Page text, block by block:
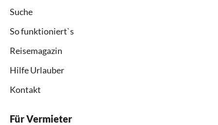
Suche
So funktioniert`s
Reisemagazin
Hilfe Urlauber
Kontakt
Für Vermieter